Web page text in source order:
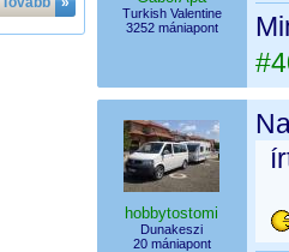
Turkish Valentine
3252 mániapont
hobbytostomi
Dunakeszi
20 mániapont